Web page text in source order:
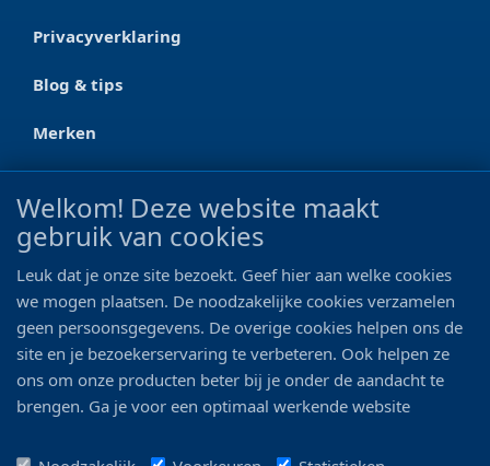
Privacyverklaring
Blog & tips
Merken
CONTACT
Ootmarsumseweg 125a
0546 - 622 990
06 - 11 19 81 42
info@bo-vis.nl
Welkom! Deze website maakt
gebruik van cookies
Leuk dat je onze site bezoekt. Geef hier aan welke cookies
we mogen plaatsen. De noodzakelijke cookies verzamelen
geen persoonsgegevens. De overige cookies helpen ons de
site en je bezoekerservaring te verbeteren. Ook helpen ze
ons om onze producten beter bij je onder de aandacht te
brengen. Ga je voor een optimaal werkende website